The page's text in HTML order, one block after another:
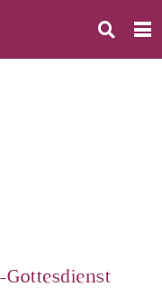
Gottesdienst